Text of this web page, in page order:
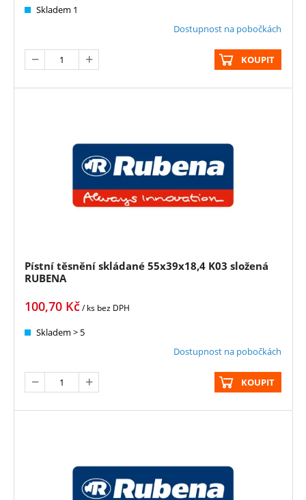
Skladem 1
Dostupnost na pobočkách
KOUPIT
Pístní těsnění skládané 55x39x18,4 K03 složená
RUBENA
100,70 Kč/ ks bez DPH
Skladem > 5
Dostupnost na pobočkách
KOUPIT